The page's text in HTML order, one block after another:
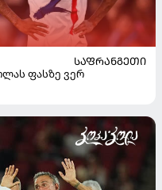
ᲡᲐᲤᲠᲐᲜᲒᲔᲗᲘ
ფასზე ვერ